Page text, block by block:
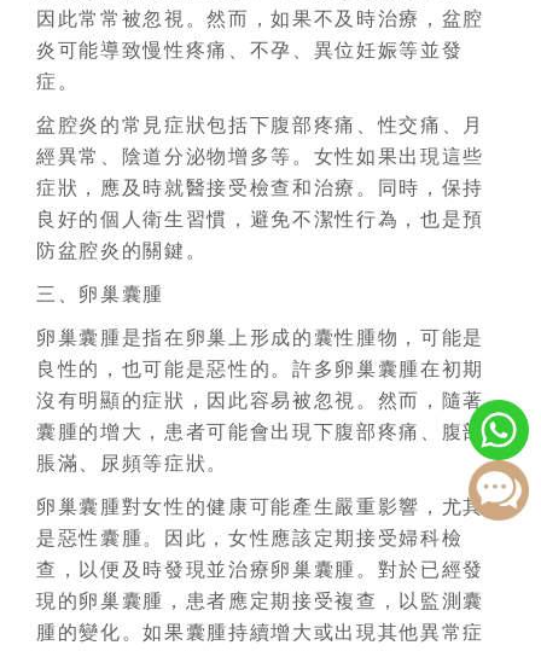
因此常常被忽視。然而，如果不及時治療，盆腔
炎可能導致慢性疼痛、不孕、異位妊娠等並發
症。
盆腔炎的常見症狀包括下腹部疼痛、性交痛、月
經異常、陰道分泌物增多等。女性如果出現這些
症狀，應及時就醫接受檢查和治療。同時，保持
良好的個人衛生習慣，避免不潔性行為，也是預
防盆腔炎的關鍵。
三、卵巢囊腫
卵巢囊腫是指在卵巢上形成的囊性腫物，可能是
良性的，也可能是惡性的。許多卵巢囊腫在初期
沒有明顯的症狀，因此容易被忽視。然而，隨著
囊腫的增大，患者可能會出現下腹部疼痛、腹部
脹滿、尿頻等症狀。
卵巢囊腫對女性的健康可能產生嚴重影響，尤其
是惡性囊腫。因此，女性應該定期接受婦科檢
查，以便及時發現並治療卵巢囊腫。對於已經發
現的卵巢囊腫，患者應定期接受複查，以監測囊
腫的變化。如果囊腫持續增大或出現其他異常症